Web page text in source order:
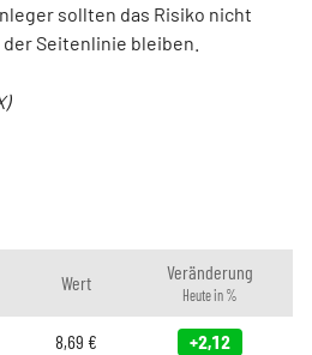
sollten das Risiko nicht
Seitenlinie bleiben.
Wert Veränderung
Heute in %
8,69 € +2,12